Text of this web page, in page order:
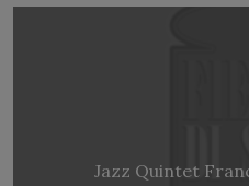
Jazz Quintet